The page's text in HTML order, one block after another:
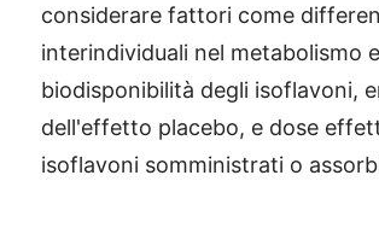
considerare fattori come
interindividuali nel metabolismo
biodisponibilità degli isoflavoni,
dell'effetto placebo, e dose
isoflavoni somministrati o